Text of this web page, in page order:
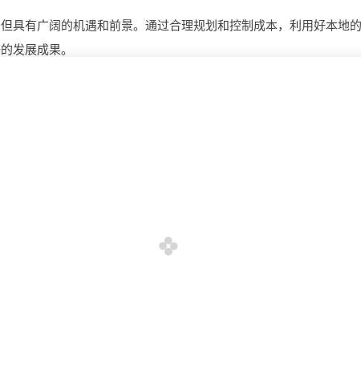
具有广阔的机遇和前景。通过合理规划和控制成本，利用好本地
发展成果。
定制报单平台，一个满足你需求，有哪些功能?多少钱?